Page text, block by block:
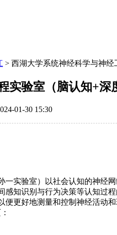
> 西湖大学系统神经科学与神
实验室（脑认知+
01-30 15:30
实验室）以社会认知的神经
知识别与行为决策等认知过
更好地测量和控制神经活动和